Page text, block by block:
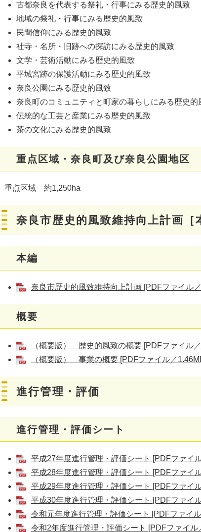
古都奈良を代表する祭礼・行事にみる歴史的風致
地域の祭礼・行事にみる歴史的風致
民間信仰にみる歴史的風致
社寺・名所・旧跡への探訪にみる歴史的風致
文学・芸術活動にみる歴史的風致
平城宮跡の保護活動にみる歴史的風致
奈良公園にみる歴史的風致
奈良町のコミュニティと町家の暮らしにみる歴史的
伝統的な工芸と産業にみる歴史的風致
茶の文化にみる歴史的風致
重点区域・奈良町及び奈良公園地区
重点区域 約1,250ha
奈良市歴史的風致維持向上計画［
本編
奈良市歴史的風致維持向上計画 [PDFファイル
概要
（概要版） 歴史的風致の概要 [PDFファイル
（概要版） 事業の概要 [PDFファイル／
進行管理・評価
進行管理・評価シート
平成27年度進行管理・評価シート [PDFファイ
平成28年度進行管理・評価シート [PDFファイ
平成29年度進行管理・評価シート [PDFファイ
平成30年度進行管理・評価シート [PDFファイ
令和元年度進行管理・評価シート [PDFファイ
令和2年度進行管理・評価シート [PDFファイル